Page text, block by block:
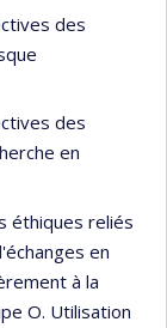
des
des
en
éthiques reliés
en
à la
O. Utilisation